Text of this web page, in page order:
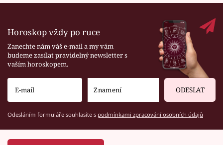
Horoskop vždy po ruce
Zanechte nám váš e-mail a my vám
budeme zasílat pravidelný newsletter s
vaším horoskopem.
ODESLAT
Odesláním formuláře souhlasíte s podmínkami zpracování osobních údajů